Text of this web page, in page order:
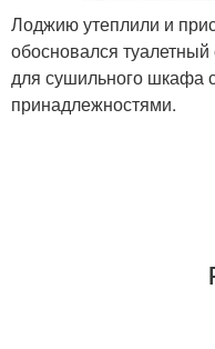
Лоджию утеплили и
обосновался
для сушильного шкафа
принадлежностями.